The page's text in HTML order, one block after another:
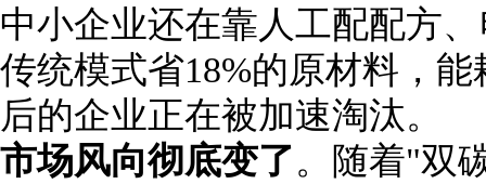
中小企业还在靠人工配配方
传统模式省18%的原材料，能
后的企业正在被加速淘汰。
市场风向彻底变了。随着"双